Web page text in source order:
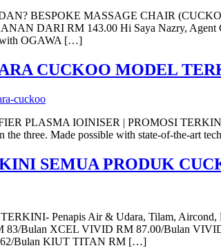
BESPOKE MASSAGE CHAIR
DARI RM 143.00 Hi Saya Nazry, Agent
with OGAWA […]
CUCKOO MODEL
PLASMA IOINISER | PROMOSI
the three. Made possible with state-of-the-art
SEMUA PRODUK
Penapis Air & Udara, Tilam,
83/Bulan XCEL VIVID RM 87.00/Bulan
Bulan KIUT TITAN RM […]